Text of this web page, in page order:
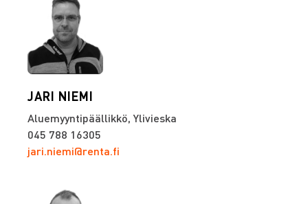
JARI NIEMI
Aluemyyntipäällikkö, Ylivieska
045 788 16305
jari.niemi@renta.fi